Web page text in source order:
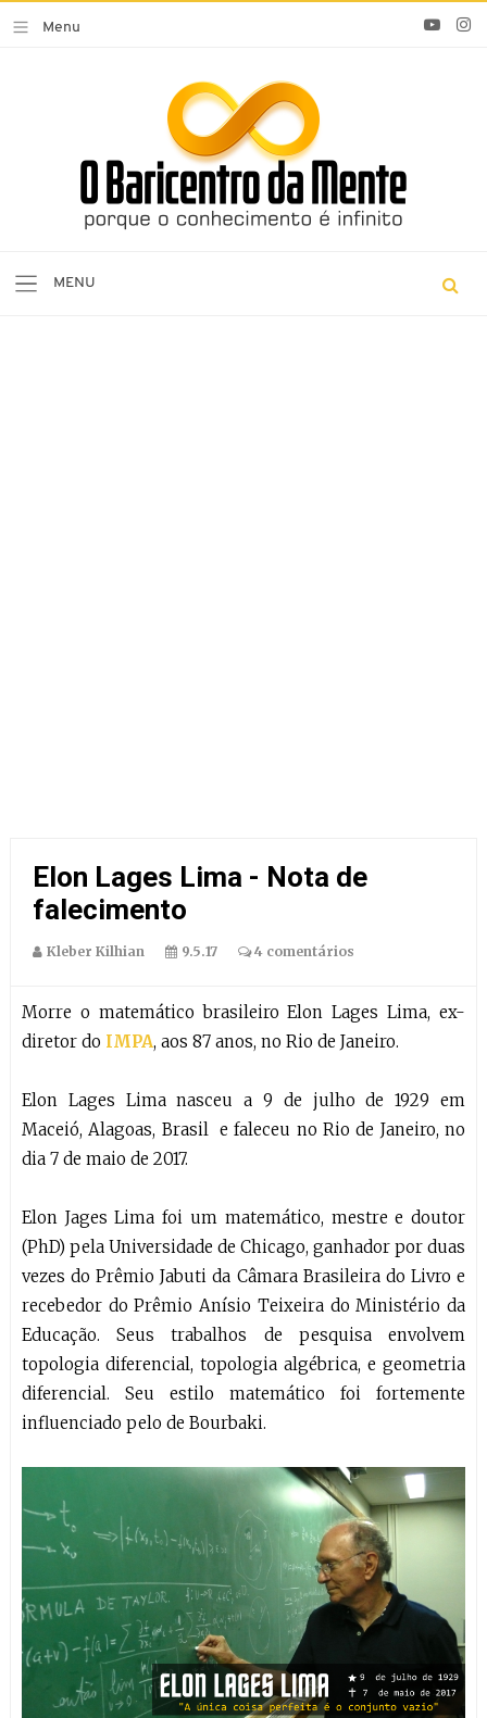
Elon Lages Lima - Nota de
falecimento
Kleber Kilhian 9.5.17 4 comentários
Morre o matemático brasileiro Elon Lages Lima, ex-
diretor do IMPA, aos 87 anos, no Rio de Janeiro.
Elon Lages Lima nasceu a 9 de julho de 1929 em
Maceió, Alagoas, Brasil e faleceu no Rio de Janeiro, no
dia 7 de maio de 2017.
Elon Jages Lima foi um matemático, mestre e doutor
(PhD) pela Universidade de Chicago, ganhador por duas
vezes do Prêmio Jabuti da Câmara Brasileira do Livro e
recebedor do Prêmio Anísio Teixeira do Ministério da
Educação. Seus trabalhos de pesquisa envolvem
topologia diferencial, topologia algébrica, e geometria
diferencial. Seu estilo matemático foi fortemente
influenciado pelo de Bourbaki.